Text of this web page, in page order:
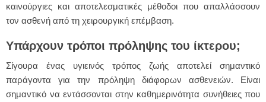
καινούργιες και αποτελεσματικές μέθοδοι που απαλλάσσουν
τον ασθενή από τη χειρουργική επέμβαση.
Υπάρχουν τρόποι πρόληψης του ίκτερου;
Σίγουρα ένας υγιεινός τρόπος ζωής αποτελεί σημαντικό
παράγοντα για την πρόληψη διάφορων ασθενειών. Είναι
σημαντικό να εντάσσονται στην καθημερινότητα συνήθειες που